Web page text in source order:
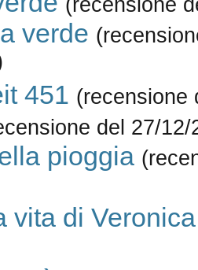
verde
451 (recensione
del 27/12/
pioggia
vita di Veronica